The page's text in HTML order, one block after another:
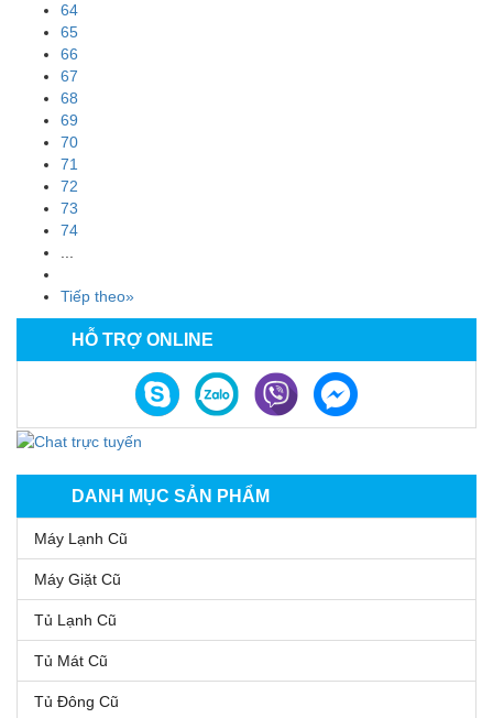
HỖ TRỢ ONLINE
DANH MỤC SẢN PHẨM
Máy Lạnh Cũ
Máy Giặt Cũ
Tủ Lạnh Cũ
Tủ Mát Cũ
Tủ Đông Cũ
64
65
66
67
68
69
70
71
72
73
74
...
Tiếp theo»